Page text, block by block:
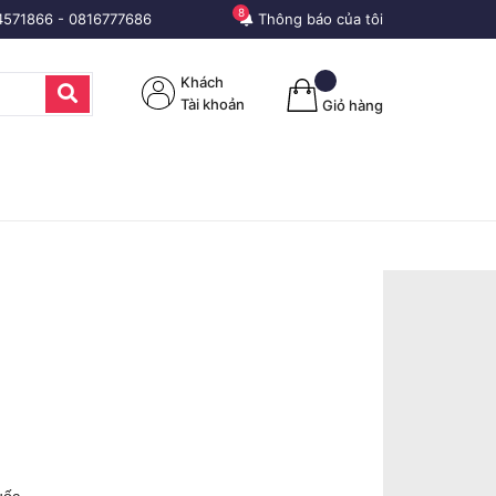
- 0816777686 Thông báo của tôi
8
Giỏ hàng
Khách
Tài khoản